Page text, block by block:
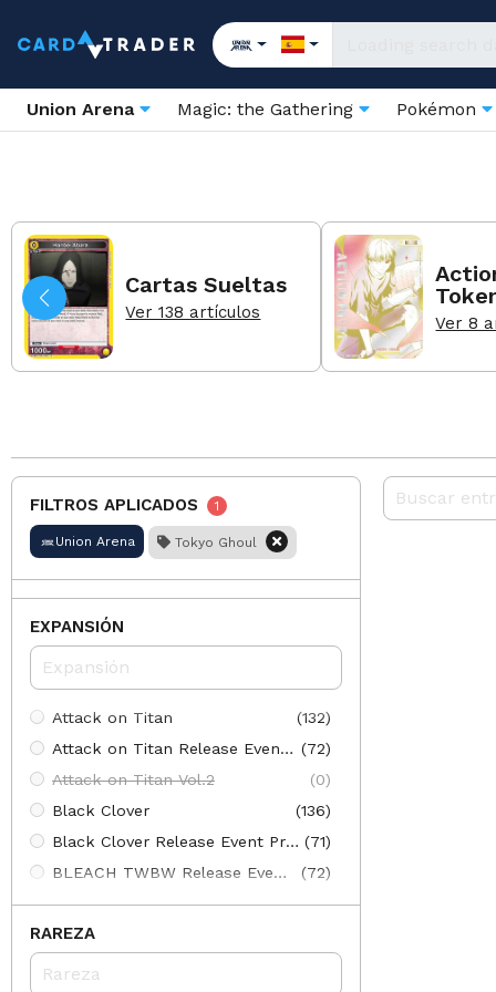
Union Arena Magic: the Gathering Pokémon
Cartas Sueltas
Ver 138 artículos
Ver 8
FILTROS APLICADOS 1
Union Arena Tokyo Ghoul
EXPANSIÓN
Attack on Titan
(132)
Attack on Titan Release Event Promos (72)
Attack on Titan Vol.2
(0)
Black Clover
(136)
Black Clover Release Event Promos (71)
BLEACH TWBW Release Event Promos
(72)
BLEACH: Thousand-Year Blood War (137)
RAREZA